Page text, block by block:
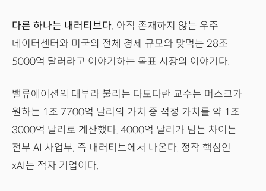
다른 하나는 내러티브다. 아직 존재하지 않는 우주
데이터센터와 미국의 전체 경제 규모와 맞먹는 28조
5000억 달러라고 이야기하는 목표 시장의 이야기다.
밸류에이션의 대부라 불리는 다모다란 교수는 머스크가
원하는 1조 7700억 달러의 가치 중 적정 가치를 약 1조
3000억 달러로 계산했다. 4000억 달러가 넘는 차이는
전부 AI 사업부, 즉 내러티브에서 나온다. 정작 핵심인
xAI는 적자 기업이다.